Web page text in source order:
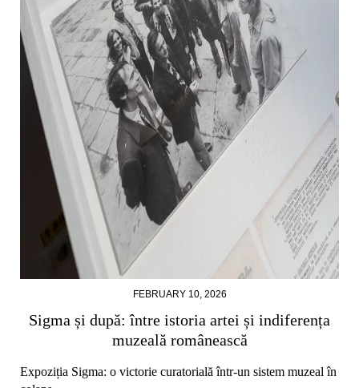
FEBRUARY 10, 2026
Sigma și după: între istoria artei și indiferența
muzeală românească
Expoziția Sigma: o victorie curatorială într-un sistem muzeal în